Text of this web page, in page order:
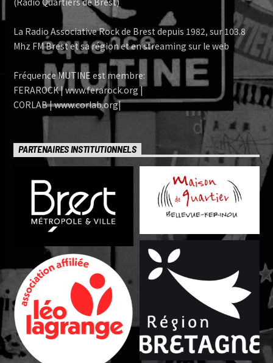
La Radio Associative Rock de Brest depuis 1982, sur 103.8
Mhz FM Brest et sa région et en streaming sur le web
Fréquence MUTINE est membre:
FERAROCK | www.ferarock.org |
CORLAB | www.corlab.org|
PARTENAIRES INSTITUTIONNELS